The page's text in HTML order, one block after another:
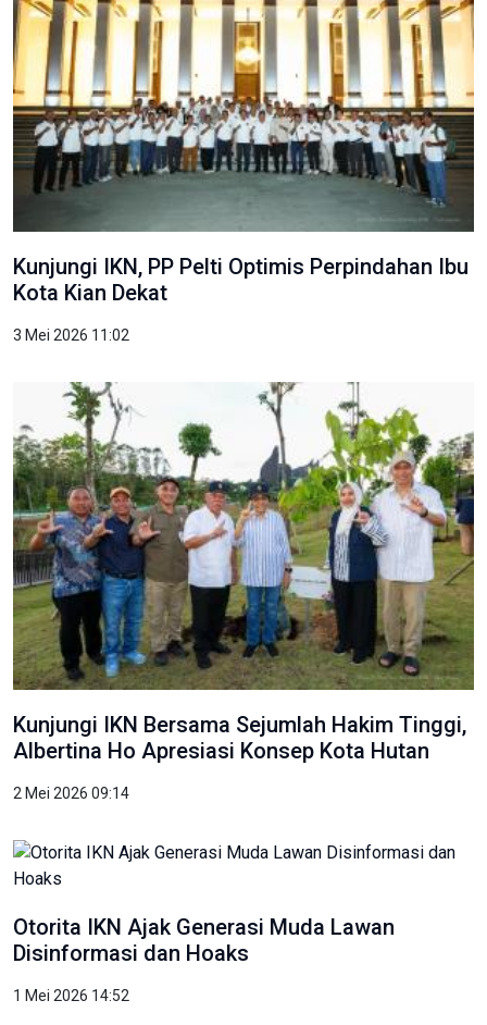
Kunjungi IKN, PP Pelti Optimis Perpindahan Ibu
Kota Kian Dekat
3 Mei 2026 11:02
Kunjungi IKN Bersama Sejumlah Hakim Tinggi,
Albertina Ho Apresiasi Konsep Kota Hutan
2 Mei 2026 09:14
Otorita IKN Ajak Generasi Muda Lawan
Disinformasi dan Hoaks
1 Mei 2026 14:52